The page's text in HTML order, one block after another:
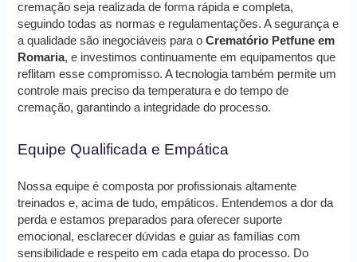
cremação seja realizada de forma rápida e completa,
seguindo todas as normas e regulamentações. A segurança e
a qualidade são inegociáveis para oCrematório Petfune em
Romaria, e investimos continuamente em equipamentos que
reflitam esse compromisso. A tecnologia também permite um
controle mais preciso da temperatura e do tempo de
cremação, garantindo a integridade do processo.
Equipe Qualificada e Empática
Nossa equipe é composta por profissionais altamente
treinados e, acima de tudo, empáticos. Entendemos a dor da
perda e estamos preparados para oferecer suporte
emocional, esclarecer dúvidas e guiar as famílias com
sensibilidade e respeito em cada etapa do processo. Do